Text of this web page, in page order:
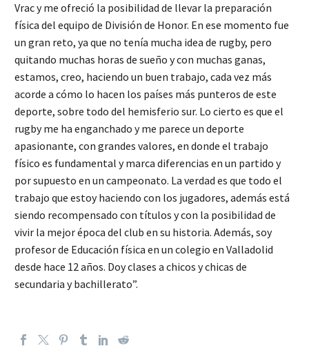
Vrac y me ofreció la posibilidad de llevar la preparación
física del equipo de División de Honor. En ese momento fue
un gran reto, ya que no tenía mucha idea de rugby, pero
quitando muchas horas de sueño y con muchas ganas,
estamos, creo, haciendo un buen trabajo, cada vez más
acorde a cómo lo hacen los países más punteros de este
deporte, sobre todo del hemisferio sur. Lo cierto es que el
rugby me ha enganchado y me parece un deporte
apasionante, con grandes valores, en donde el trabajo
físico es fundamental y marca diferencias en un partido y
por supuesto en un campeonato. La verdad es que todo el
trabajo que estoy haciendo con los jugadores, además está
siendo recompensado con títulos y con la posibilidad de
vivir la mejor época del club en su historia. Además, soy
profesor de Educación física en un colegio en Valladolid
desde hace 12 años. Doy clases a chicos y chicas de
secundaria y bachillerato”.